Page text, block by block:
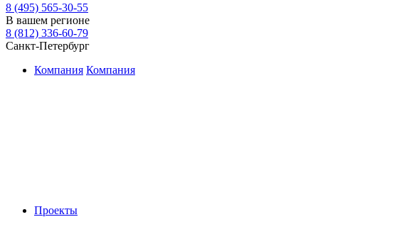
8 (495) 565-30-55
В вашем регионе
8 (812) 336-60-79
Санкт-Петербург
Компания Компания
Проекты